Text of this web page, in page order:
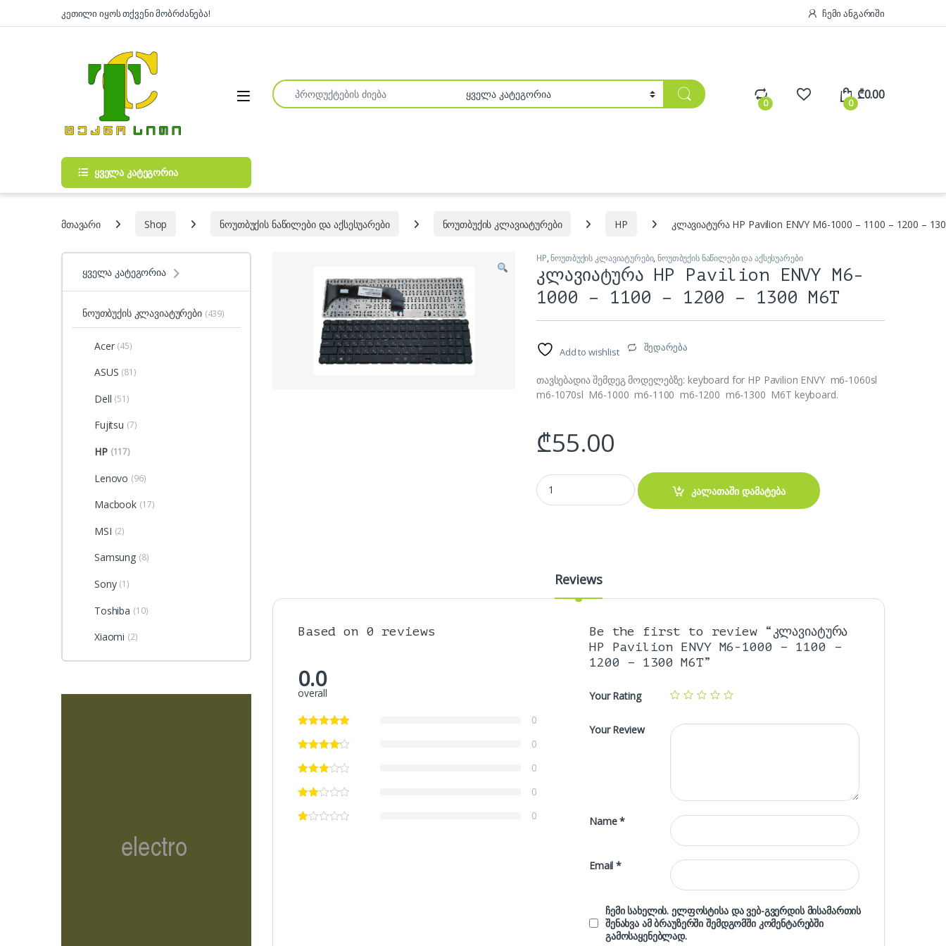
კეთილი იყოს თქვენი მობრძანება! ჩემი ანგარიში
Open
Search for:
0 0
₾0.00
ყველა კატეგორია
მთავარი Shop ნოუთბუქის ნაწილები და აქსესუარები ნოუთბუქის კლავიატურები HP კლავიატურა HP Pavilion ENVY M6-1000 – 1100 – 1200 –
HP,ნოუთბუქის კლავიატურები,ნოუთბუქის ნაწილები და აქსესუარები
კლავიატურა HP Pavilion ENVY M6-
1000 – 1100 – 1200 – 1300 M6T
Add to wishlist შედარება
თავსებადია შემდეგ მოდელებზე: keyboard for HP Pavilion ENVY m6-1060sl
m6-1070sl M6-1000 m6-1100 m6-1200 m6-1300 M6T keyboard.
₾55.00
კლავიატურა HP Pavilion ENVY M6-1000 - 1100 - 1200 - 1300 M6T quantity
კალათაში დამატება
Reviews
Based on 0 reviews
0.0
overall
0
0
0
0
0
Be the first to review “კლავიატურა
HP Pavilion ENVY M6-1000 – 1100 –
1200 – 1300 M6T”
Your Rating
Your Review
Name*
Email*
ჩემი სახელის. ელფოსტისა და ვებ-გვერდის მისამართის
შენახვა ამ ბრაუზერში შემდგომში კომენტარებში
გამოსაყენებლად.
ყველა კატეგორია
ნოუთბუქის კლავიატურები (439)
Acer (45)
ASUS (81)
Dell (51)
Fujitsu (7)
HP (117)
Lenovo (96)
Macbook (17)
MSI (2)
Samsung (8)
Sony (1)
Toshiba (10)
Xiaomi (2)